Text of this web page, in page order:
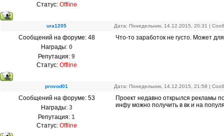
Статус: Offline
ura1205 Дата: Понедельник, 14.12.2015, 20:31 |
Сообщений на форуме: 48
Награды: 0
Репутация: 9
Статус: Offline
Что-то заработок не густо. Может
provod01 Дата: Понедельник, 14.12.2015, 21:58 |
Сообщений на форуме: 53
Награды: 3
Репутация: 1
Статус: Offline
Проект недавно открылся рекламы
инфу можно получить в вк и на